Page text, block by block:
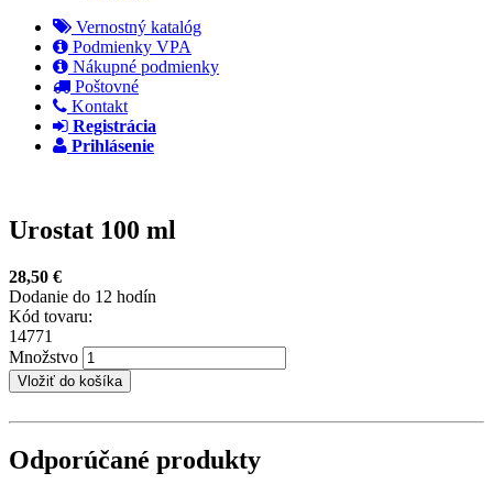
Vernostný katalóg
Podmienky VPA
Nákupné podmienky
Poštovné
Kontakt
Registrácia
Prihlásenie
Urostat 100 ml
28,50 €
Dodanie do 12 hodín
Kód tovaru:
14771
Množstvo
Odporúčané produkty